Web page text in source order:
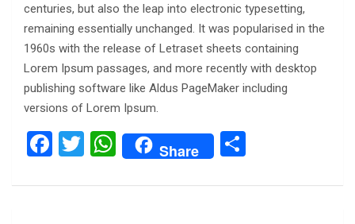
centuries, but also the leap into electronic typesetting,
remaining essentially unchanged. It was popularised in the
1960s with the release of Letraset sheets containing
Lorem Ipsum passages, and more recently with desktop
publishing software like Aldus PageMaker including
versions of Lorem Ipsum.
F
ce
T
tt
W
h
at
Share
ar